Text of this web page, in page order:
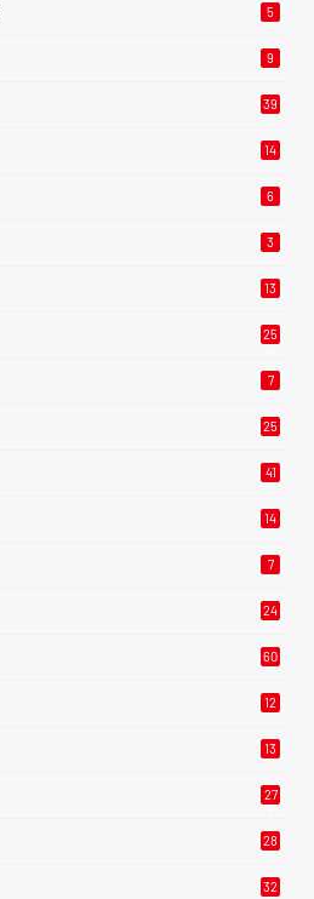
5
9
39
14
6
3
13
25
7
25
41
14
7
24
60
12
13
27
28
32